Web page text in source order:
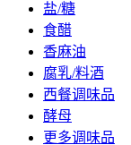
盐/糖
食醋
香麻油
腐乳/料酒
西餐调味品
酵母
更多调味品